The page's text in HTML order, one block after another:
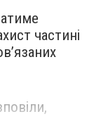
частині